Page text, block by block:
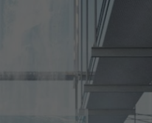
cidade. Interdependência que
tema do 27º Congresso Mundial
nunca, temos a compreensão de
compartilhamos o mesmo planeta.
Esperamos que emane desse
ambiente, ao clima, aos bons